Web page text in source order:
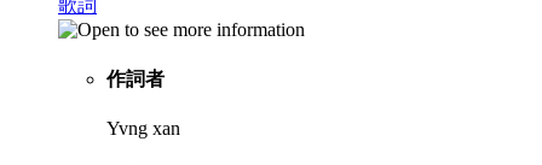
歌詞
作詞者
Yvng xan